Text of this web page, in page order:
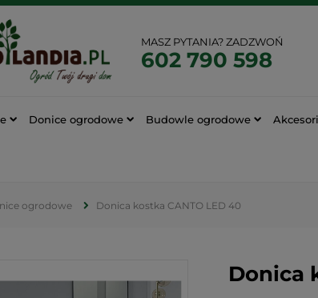
MASZ PYTANIA? ZADZWOŃ
602 790 598
Donice ogrodowe Budowle ogrodowe
ogrodowe Donica kostka CANTO LED 40
Donica